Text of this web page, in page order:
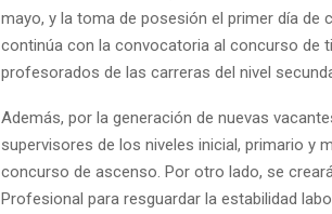
mayo, y la toma de posesión el primer día de
continúa con la convocatoria al concurso de
profesorados de las carreras del nivel
Además, por la generación de nuevas
supervisores de los niveles inicial, primario y
concurso de ascenso. Por otro lado, se
Profesional para resguardar la estabilidad